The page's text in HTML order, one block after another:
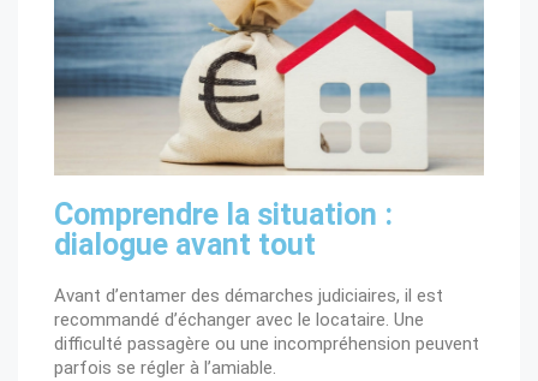
Comprendre la situation :
dialogue avant tout
Avant d’entamer des démarches judiciaires, il est
recommandé d’échanger avec le locataire. Une
difficulté passagère ou une incompréhension peuvent
parfois se régler à l’amiable.